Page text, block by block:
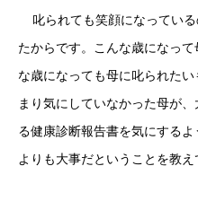
叱られても笑顔になっている
たからです。こんな歳になっ
な歳になっても母に叱られた
まり気にしていなかった母が
る健康診断報告書を気にする
よりも大事だということを教え